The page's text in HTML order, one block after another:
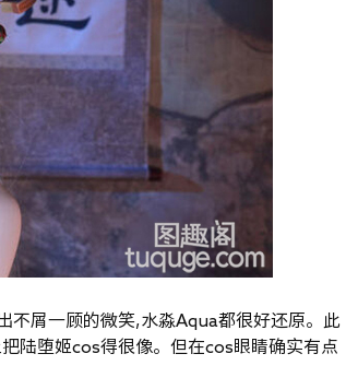
不屑一顾的微笑,水淼Aqua都很好还原。此
陆堕姬cos得很像。但在cos眼睛确实有点